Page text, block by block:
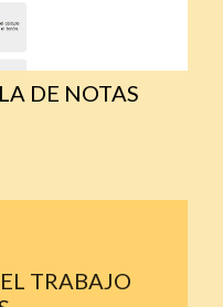
DE NOTAS
TRABAJO